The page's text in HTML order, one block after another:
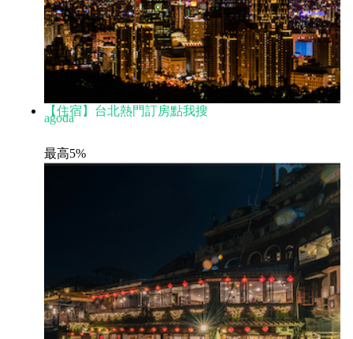
【住宿】台北熱門訂房點我搜
agoda
最高5%